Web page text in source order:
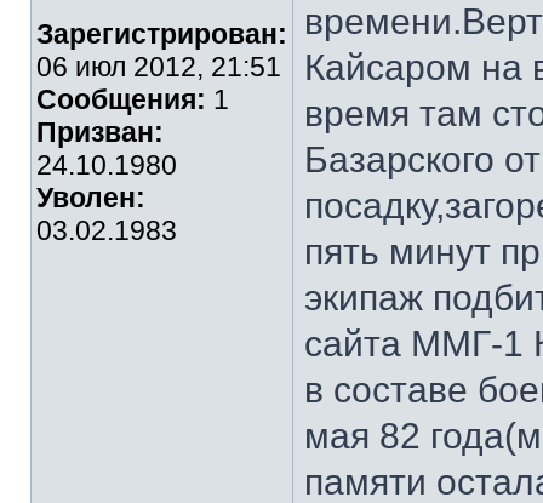
Зарегистрирован:
06 июл 2012, 21:51
Сообщения: 1
Призван:
24.10.1980
Уволен:
03.02.1983
Кайсаром на
время там
Базарского
пять минут
экипаж
сайта ММГ-1
в составе
мая 82
памяти